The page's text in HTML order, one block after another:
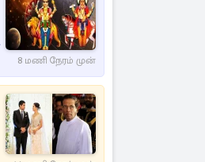
8 மணி நேரம் முன்